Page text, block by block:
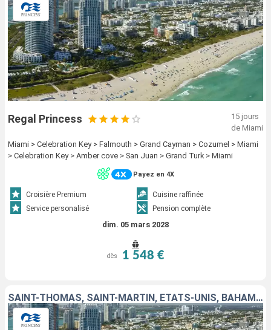
Regal Princess
15 jours
de Miami
Miami > Celebration Key > Falmouth > Grand Cayman > Cozumel > Miami
> Celebration Key > Amber cove > San Juan > Grand Turk > Miami
Payez en 4X
Croisière Premium
Cuisine raffinée
Service personalisé
Pension complète
dim. 05 mars 2028
dès 1 548 €
SAINT-THOMAS, SAINT-MARTIN, ÉTATS-UNIS, BAHAMAS, ROYAUME-UNI, CAÏMANS (ÎLES), MEXIQUE